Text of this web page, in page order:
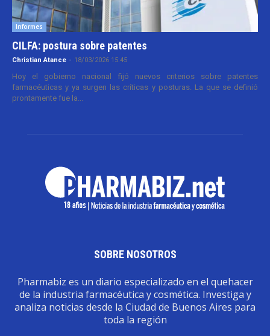
Informes
CILFA: postura sobre patentes
Christian Atance - 18/03/2026 15:45
Hoy el gobierno nacional fijó nuevos criterios sobre patentes
farmacéuticas y ya surgen las críticas y posturas. La que se definió
prontamente fue la...
SOBRE NOSOTROS
Pharmabiz es un diario especializado en el quehacer
de la industria farmacéutica y cosmética. Investiga y
analiza noticias desde la Ciudad de Buenos Aires para
toda la región